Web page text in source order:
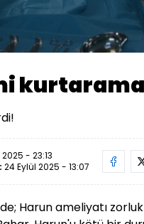
- 23:13
24 Eylül 2025 - 13:07
Harun ameliyatı